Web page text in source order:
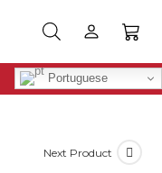
Portuguese
Next Product